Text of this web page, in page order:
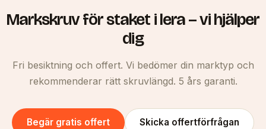
Markskruv för staket i lera – vi hjälper
dig
Fri besiktning och offert. Vi bedömer din marktyp och
rekommenderar rätt skruvlängd. 5 års garanti.
Begär gratis offert Skicka offertförfrågan